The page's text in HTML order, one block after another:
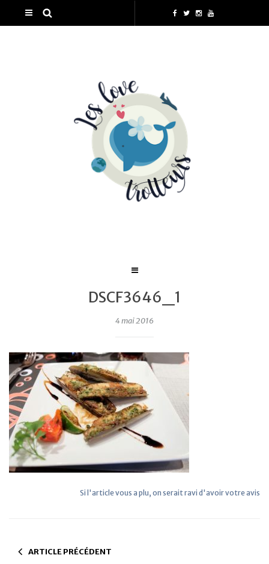
DSCF3646_1
4 mai 2016
Si l'article vous a plu, on serait ravi d'avoir votre avis
ARTICLE PRÉCÉDENT